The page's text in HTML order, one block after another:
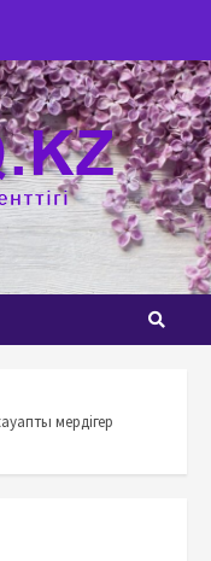
мердігер